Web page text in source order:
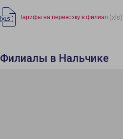
Тарифы на перевозку в филиал (xls)
Филиалы в Нальчике